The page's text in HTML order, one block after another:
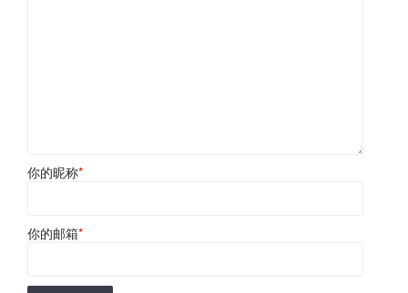
你的昵称*
你的邮箱*